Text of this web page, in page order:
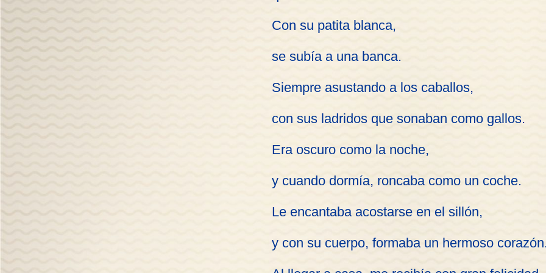
Con su patita blanca,
se subía a una banca.
Siempre asustando a los caballos,
con sus ladridos que sonaban como gallos.
Era oscuro como la noche,
y cuando dormía, roncaba como un coche.
Le encantaba acostarse en el sillón,
y con su cuerpo, formaba un hermoso